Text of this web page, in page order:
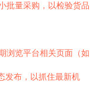
批量采购，以检验货品
浏览平台相关页面（如
发布，以抓住最新机